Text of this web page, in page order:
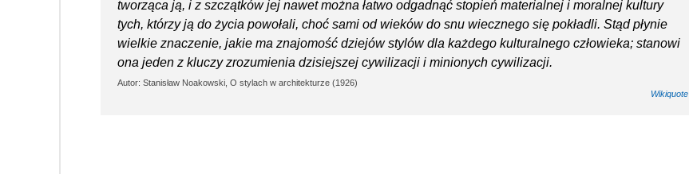
tworząca ją, i z szczątków jej nawet można łatwo odgadnąć stopień materialnej i moralnej kultury
tych, którzy ją do życia powołali, choć sami od wieków do snu wiecznego się pokładli. Stąd płynie
wielkie znaczenie, jakie ma znajomość dziejów stylów dla każdego kulturalnego człowieka; stanowi
ona jeden z kluczy zrozumienia dzisiejszej cywilizacji i minionych cywilizacji.
Autor: Stanisław Noakowski, O stylach w architekturze (1926)
Wikiquote